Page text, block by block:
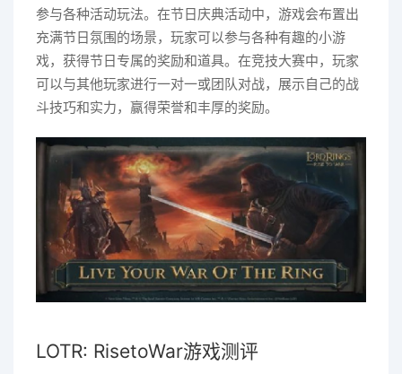
参与各种活动玩法。在节日庆典活动中，游戏会布置出
充满节日氛围的场景，玩家可以参与各种有趣的小游
戏，获得节日专属的奖励和道具。在竞技大赛中，玩家
可以与其他玩家进行一对一或团队对战，展示自己的战
斗技巧和实力，赢得荣誉和丰厚的奖励。
LOTR: RisetoWar游戏测评